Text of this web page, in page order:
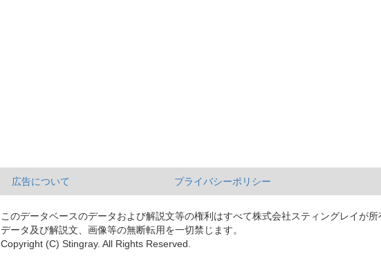
広告について プライバシーポリシー
このデータベースのデータおよび解説文等の権利はすべて株式会社スティングレイが所
データ及び解説文、画像等の無断転用を一切禁じます。
Copyright (C) Stingray. All Rights Reserved.